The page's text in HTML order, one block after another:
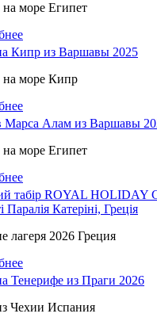
море Египет
Кипр из Варшавы 2025
море Кипр
Марса Алам из Варшавы
море Египет
табір ROYAL HOLIDAY
Паралія Катеріні, Греція
лагеря 2026 Греция
Тенерифе из Праги 2026
Чехии Испания